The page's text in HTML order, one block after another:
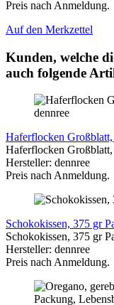
Preis nach Anmeldung.
Auf den Merkzettel
Kunden, welche
auch folgende
Haferflocken Großblatt,
Haferflocken
Hersteller: dennree
Preis nach Anmeldung.
Schokokissen, 375 gr
Schokokissen, 375 gr
Hersteller: dennree
Preis nach Anmeldung.